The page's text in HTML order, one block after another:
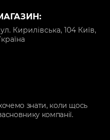
Кирилівська, 104 Київ,
знати, коли щось
компанії.